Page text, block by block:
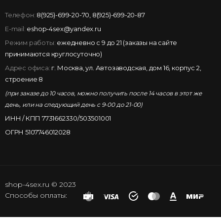
Телефон: 8(925)-699-20-70 8(925)-699-20-87
E-mail: eshop-4sex@yandex.ru
Режим работы: ежедневно с 9 до 21 (заказы на сайте
принимаются круглосуточно)
Адрес офиса: г. Москва, ул. Автозаводская, дом 16, корпус 2,
строение 8
(при заказе до 10 часов, можно получить после 14 часов в этот же
день, или на следующий день с 9-00 до 21-00)
ИНН / КПП 7731662330/503501001
ОГРН 5107746012028
shop-4sex.ru © 2023
Способы оплаты: